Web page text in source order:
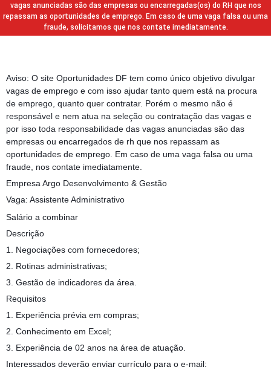
vagas anunciadas são das empresas ou encarregadas(os) do RH que nos
repassam as oportunidades de emprego. Em caso de uma vaga falsa ou uma
fraude, solicitamos que nos contate imediatamente.
Aviso: O site Oportunidades DF tem como único objetivo divulgar
vagas de emprego e com isso ajudar tanto quem está na procura
de emprego, quanto quer contratar. Porém o mesmo não é
responsável e nem atua na seleção ou contratação das vagas e
por isso toda responsabilidade das vagas anunciadas são das
empresas ou encarregados de rh que nos repassam as
oportunidades de emprego. Em caso de uma vaga falsa ou uma
fraude, nos contate imediatamente.
Empresa Argo Desenvolvimento & Gestão
Vaga: Assistente Administrativo
Salário a combinar
Descrição
1. Negociações com fornecedores;
2. Rotinas administrativas;
3. Gestão de indicadores da área.
Requisitos
1. Experiência prévia em compras;
2. Conhecimento em Excel;
3. Experiência de 02 anos na área de atuação.
Interessados deverão enviar currículo para o e-mail: